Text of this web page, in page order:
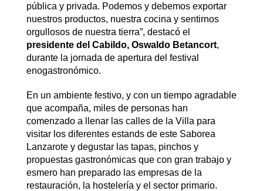
pública y privada. Podemos y debemos exportar
nuestros productos, nuestra cocina y sentirnos
orgullosos de nuestra tierra”, destacó el
presidente del Cabildo, Oswaldo Betancort,
durante la jornada de apertura del festival
enogastronómico.
En un ambiente festivo, y con un tiempo agradable
que acompaña, miles de personas han
comenzado a llenar las calles de la Villa para
visitar los diferentes estands de este Saborea
Lanzarote y degustar las tapas, pinchos y
propuestas gastronómicas que con gran trabajo y
esmero han preparado las empresas de la
restauración, la hostelería y el sector primario.